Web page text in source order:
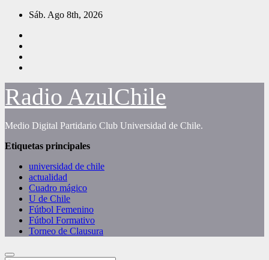
Saltar
contenido
Sáb. Ago 8th, 2026
Radio AzulChile
Medio Digital Partidario Club Universidad de Chile.
Etiquetas principales
universidad de chile
actualidad
Cuadro mágico
U de Chile
Fútbol Femenino
Fútbol Formativo
Torneo de Clausura